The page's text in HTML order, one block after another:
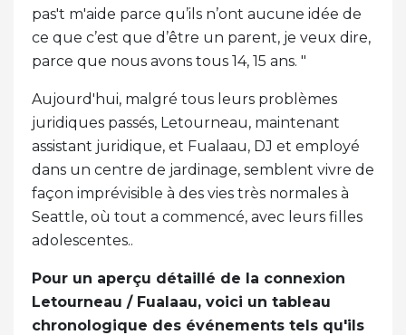
pas't m'aide parce qu’ils n’ont aucune idée de
ce que c’est que d’être un parent, je veux dire,
parce que nous avons tous 14, 15 ans. "
Aujourd'hui, malgré tous leurs problèmes
juridiques passés, Letourneau, maintenant
assistant juridique, et Fualaau, DJ et employé
dans un centre de jardinage, semblent vivre de
façon imprévisible à des vies très normales à
Seattle, où tout a commencé, avec leurs filles
adolescentes..
Pour un aperçu détaillé de la connexion
Letourneau / Fualaau, voici un tableau
chronologique des événements tels qu'ils